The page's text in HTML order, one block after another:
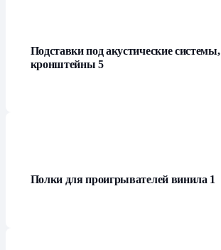
Подставки под акустические системы,
кронштейны5
Полки для проигрывателей винила 1